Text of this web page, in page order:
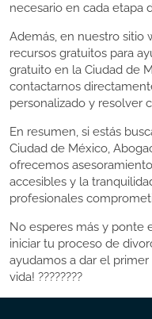
necesario en cada etapa
Además, en nuestro sitio
recursos gratuitos para
gratuito en la Ciudad de
contactarnos
personalizado y resolver
En resumen, si estás
Ciudad de México,
ofrecemos
accesibles y la
profesionales
No esperes más y ponte
iniciar tu proceso de
ayudamos a dar el
vida! ????????